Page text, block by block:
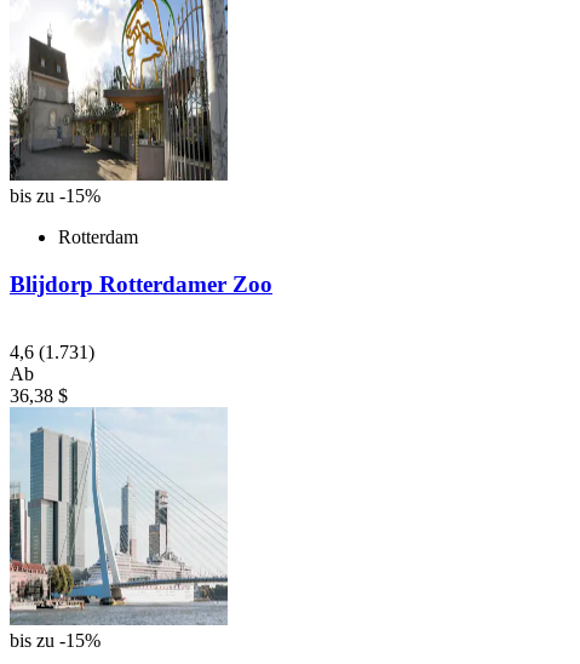
bis zu -15%
Rotterdam
Blijdorp Rotterdamer Zoo
4,6 (1.731)
Ab
36,38 $
bis zu -15%